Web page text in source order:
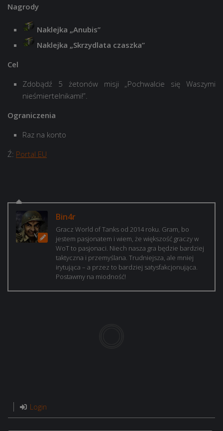
Nagrody
Naklejka „Anubis”
Naklejka „Skrzydlata czaszka”
Cel
Zdobądź 5 żetonów misji „Pochwalcie się Waszymi
nieśmiertelnikami!”.
Ograniczenia
Raz na konto
Ź: Portal EU
Bin4r
Gracz World of Tanks od 2014 roku. Gram, bo
jestem pasjonatem i wiem, że większość graczy w
WoT to pasjonaci. Niech nasza gra będzie bardziej
taktyczna i przemyślana. Trudniejsza, ale mniej
irytująca – a przez to bardziej satysfakcjonująca.
Postawmy na miodność!
Login